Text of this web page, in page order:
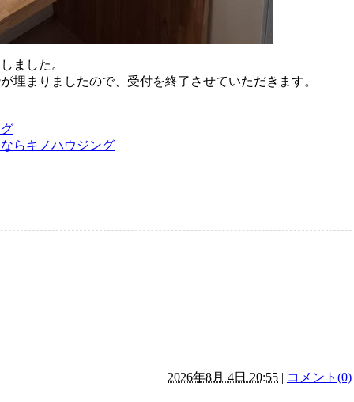
ました。
埋まりましたので、受付を終了させていただきます。
らキノハウジング
2026年8月 4日 20:55 | コメント(0)